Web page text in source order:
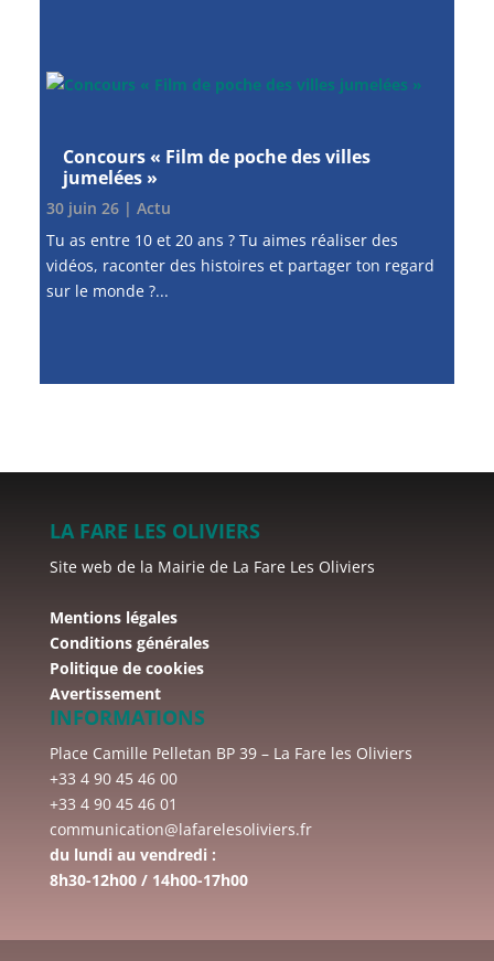
Concours « Film de poche des villes
jumelées »
30 juin 26| Actu
Tu as entre 10 et 20 ans ? Tu aimes réaliser des
vidéos, raconter des histoires et partager ton regard
sur le monde ?...
LA FARE LES OLIVIERS
Site web de la Mairie de La Fare Les Oliviers
Mentions légales
Conditions générales
Politique de cookies
Avertissement
INFORMATIONS
Place Camille Pelletan BP 39 – La Fare les Oliviers
+33 4 90 45 46 00
+33 4 90 45 46 01
communication@lafarelesoliviers.fr
du lundi au vendredi :
8h30-12h00 / 14h00-17h00